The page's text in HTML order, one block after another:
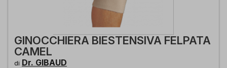
GINOCCHIERA BIESTENSIVA FELPATA
CAMEL
di Dr. GIBAUD